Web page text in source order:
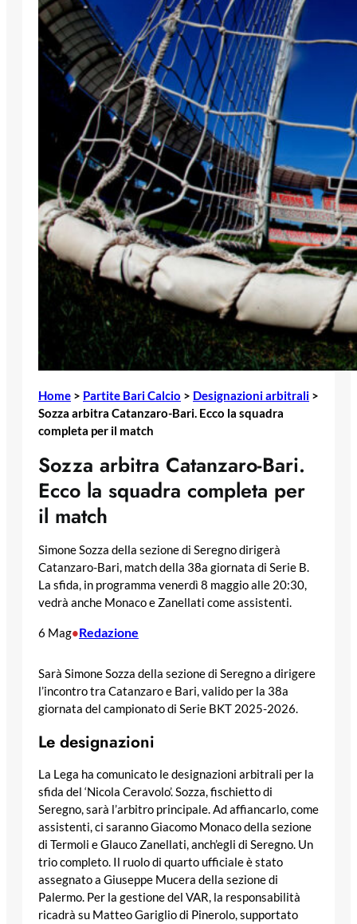
Home > Partite Bari Calcio > Designazioni arbitrali >
Sozza arbitra Catanzaro-Bari. Ecco la squadra
completa per il match
Sozza arbitra Catanzaro-Bari.
Ecco la squadra completa per
il match
Simone Sozza della sezione di Seregno dirigerà
Catanzaro-Bari, match della 38a giornata di Serie B.
La sfida, in programma venerdì 8 maggio alle 20:30,
vedrà anche Monaco e Zanellati come assistenti.
6 Mag•Redazione
Sarà Simone Sozza della sezione di Seregno a dirigere
l’incontro tra Catanzaro e Bari, valido per la 38a
giornata del campionato di Serie BKT 2025-2026.
Le designazioni
La Lega ha comunicato le designazioni arbitrali per la
sfida del ‘Nicola Ceravolo’. Sozza, fischietto di
Seregno, sarà l’arbitro principale. Ad affiancarlo, come
assistenti, ci saranno Giacomo Monaco della sezione
di Termoli e Glauco Zanellati, anch’egli di Seregno. Un
trio completo. Il ruolo di quarto ufficiale è stato
assegnato a Giuseppe Mucera della sezione di
Palermo. Per la gestione del VAR, la responsabilità
ricadrà su Matteo Gariglio di Pinerolo, supportato